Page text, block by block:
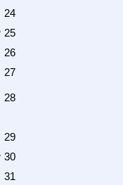
24
25
26
27
28
29
30
31